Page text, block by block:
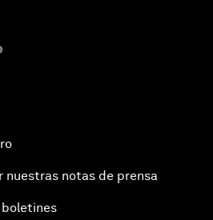
nuestras notas de prensa